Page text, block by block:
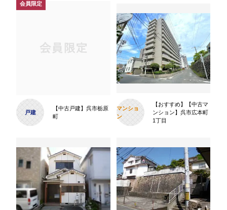
戸建
【中古戸建】呉市栃原
町
マンショ
ン
【おすすめ】【中古マ
ンション】呉市広本町
1丁目